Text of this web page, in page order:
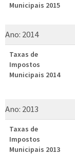
Municipais 2015
Ano: 2014
Taxas de
Impostos
Municipais 2014
Ano: 2013
Taxas de
Impostos
Municipais 2013